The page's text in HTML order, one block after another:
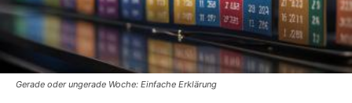
Gerade oder ungerade Woche: Einfache Erklärung